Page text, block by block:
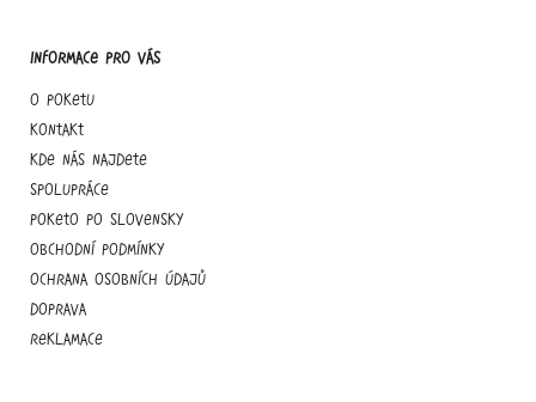
Informace pro vás
O Poketu
Kontakt
Kde nás najdete
Spolupráce
Poketo po slovensky
Obchodní podmínky
Ochrana osobních údajů
Doprava
Reklamace